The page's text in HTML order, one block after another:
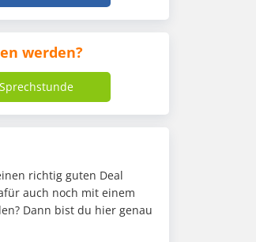
werden?
richtig guten Deal
auch noch mit einem
Dann bist du hier genau